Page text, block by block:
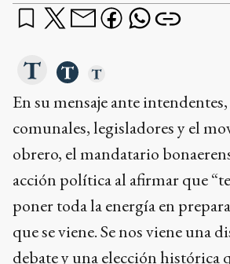
En su mensaje ante
comunales, legisladores y el
obrero, el mandatario
acción política al afirmar que
poner toda la energía en
que se viene. Se nos viene una
debate y una elección histórica